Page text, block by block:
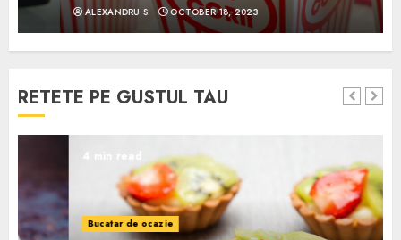
ALEXANDRU S. OCTOBER 18, 2023
RETETE PE GUSTUL TAU
4 min read
Bucatar de ocazie